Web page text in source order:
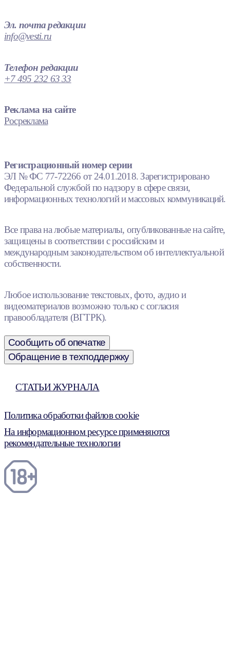
Эл. почта редакции
info@vesti.ru
Телефон редакции
+7 495 232 63 33
Реклама на сайте
Росреклама
Регистрационный номер серии
ЭЛ № ФС 77-72266 от 24.01.2018. Зарегистрировано
Федеральной службой по надзору в сфере связи,
информационных технологий и массовых коммуникаций.
Все права на любые материалы, опубликованные на сайте,
защищены в соответствии с российским и
международным законодательством об интеллектуальной
собственности.
Любое использование текстовых, фото, аудио и
видеоматериалов возможно только с согласия
правообладателя (ВГТРК).
Сообщить об опечатке
Обращение в техподдержку
СТАТЬИ ЖУРНАЛА
Политика обработки файлов cookie
На информационном ресурсе применяются
рекомендательные технологии